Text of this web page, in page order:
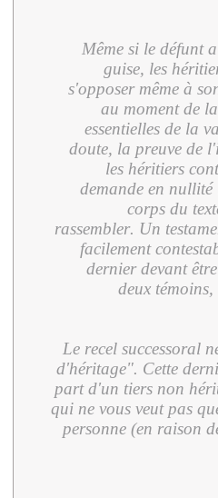
Même si le défunt
guise, les
s'opposer même à
au moment de
essentielles de la
doute, la preuve de
les héritiers
demande en nullité
corps du
rassembler. Un
facilement
dernier devant
deux
Le recel successoral
d'héritage". Cette
part d'un tiers non
qui ne vous veut pas
personne (en raison